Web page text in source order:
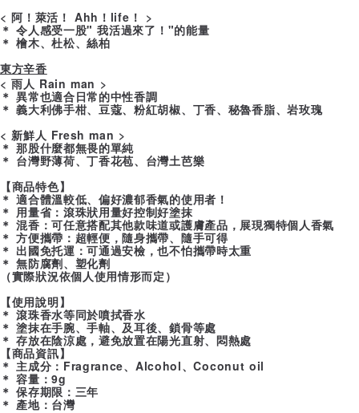
< 阿！萊活！ Ahh！life！ >
＊ 令人感受一股" 我活過來了！"的能量
＊ 檜木、杜松、絲柏
東方辛香
< 雨人 Rain man >
＊ 異常也適合日常的中性香調
＊ 義大利佛手柑、豆蔻、粉紅胡椒、丁香、秘魯香脂、岩玫瑰
< 新鮮人 Fresh man >
＊ 那股什麼都無畏的單純
＊ 台灣野薄荷、丁香花苞、台灣土芭樂
【商品特色】
＊ 適合體溫較低、偏好濃郁香氣的使用者！
＊ 用量省：滾珠狀用量好控制好塗抹
＊ 混香：可任意搭配其他款味道或護膚產品，展現獨特個人香氣
＊ 方便攜帶：超輕便，隨身攜帶、隨手可得
＊ 出國免托運：可通過安檢，也不怕攜帶時太重
＊ 無防腐劑、塑化劑
（實際狀況依個人使用情形而定）
【使用說明】
＊ 滾珠香水等同於噴拭香水
＊ 塗抹在手腕、手軸、及耳後、鎖骨等處
＊ 存放在陰涼處，避免放置在陽光直射、悶熱處
【商品資訊】
＊ 主成分：Fragrance、Alcohol、Coconut oil
＊ 容量：9g
＊ 保存期限：三年
＊ 產地：台灣